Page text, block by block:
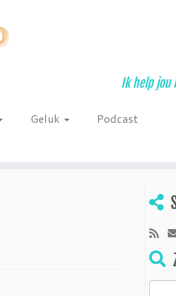
Ik help jou
Geluk
Podcast
Zoeken